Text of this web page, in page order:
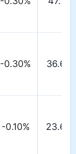
-0.30% 36.6°
-0.10% 23.6°